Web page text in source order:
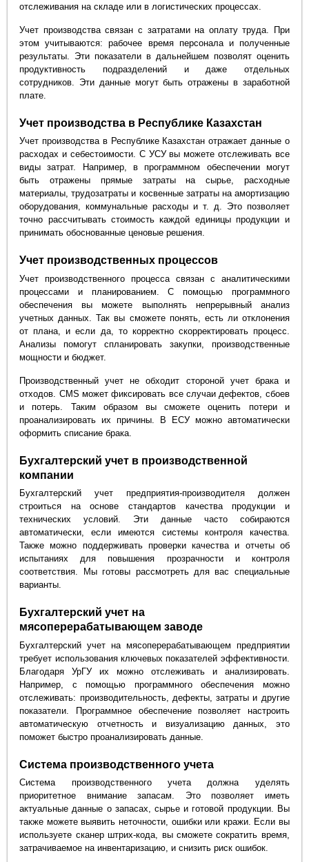
отслеживания на складе или в логистических процессах.
Учет производства связан с затратами на оплату труда. При
этом учитываются: рабочее время персонала и полученные
результаты. Эти показатели в дальнейшем позволят оценить
продуктивность подразделений и даже отдельных
сотрудников. Эти данные могут быть отражены в заработной
плате.
Учет производства в Республике Казахстан
Учет производства в Республике Казахстан отражает данные о
расходах и себестоимости. С УСУ вы можете отслеживать все
виды затрат. Например, в программном обеспечении могут
быть отражены прямые затраты на сырье, расходные
материалы, трудозатраты и косвенные затраты на амортизацию
оборудования, коммунальные расходы и т. д. Это позволяет
точно рассчитывать стоимость каждой единицы продукции и
принимать обоснованные ценовые решения.
Учет производственных процессов
Учет производственного процесса связан с аналитическими
процессами и планированием. С помощью программного
обеспечения вы можете выполнять непрерывный анализ
учетных данных. Так вы сможете понять, есть ли отклонения
от плана, и если да, то корректно скорректировать процесс.
Анализы помогут спланировать закупки, производственные
мощности и бюджет.
Производственный учет не обходит стороной учет брака и
отходов. CMS может фиксировать все случаи дефектов, сбоев
и потерь. Таким образом вы сможете оценить потери и
проанализировать их причины. В ЕСУ можно автоматически
оформить списание брака.
Бухгалтерский учет в производственной
компании
Бухгалтерский учет предприятия-производителя должен
строиться на основе стандартов качества продукции и
технических условий. Эти данные часто собираются
автоматически, если имеются системы контроля качества.
Также можно поддерживать проверки качества и отчеты об
испытаниях для повышения прозрачности и контроля
соответствия. Мы готовы рассмотреть для вас специальные
варианты.
Бухгалтерский учет на
мясоперерабатывающем заводе
Бухгалтерский учет на мясоперерабатывающем предприятии
требует использования ключевых показателей эффективности.
Благодаря УрГУ их можно отслеживать и анализировать.
Например, с помощью программного обеспечения можно
отслеживать: производительность, дефекты, затраты и другие
показатели. Программное обеспечение позволяет настроить
автоматическую отчетность и визуализацию данных, это
поможет быстро проанализировать данные.
Система производственного учета
Система производственного учета должна уделять
приоритетное внимание запасам. Это позволяет иметь
актуальные данные о запасах, сырье и готовой продукции. Вы
также можете выявить неточности, ошибки или кражи. Если вы
используете сканер штрих-кода, вы сможете сократить время,
затрачиваемое на инвентаризацию, и снизить риск ошибок.